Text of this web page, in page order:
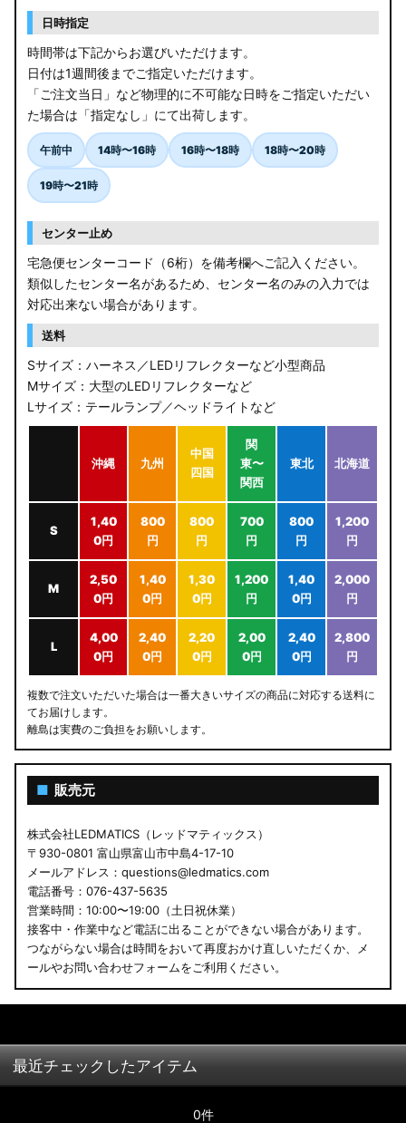
MK94S/MK54S スペーシア / カスタム
ZCEDS/ZDEDS/ZCDDS/ZDDDS スイフト
AZSH36W/AZSH37W クラウンスポーツ
LA400K コペン
汎用LEDバルブ
アウトレット
JB64W/JB74W/JC74W ジムニー/シエラ/ノマド
日時指定
時間帯は下記からお選びいただけます。
日付は1週間後までご指定いただけます。
「ご注文当日」など物理的に不可能な日時をご指定いただい
た場合は「指定なし」にて出荷します。
午前中 14時〜16時 16時〜18時 18時〜20時
19時〜21時
センター止め
宅急便センターコード（6桁）を備考欄へご記入ください。
類似したセンター名があるため、センター名のみの入力では
対応出来ない場合があります。
送料
Sサイズ：ハーネス／LEDリフレクターなど小型商品
Mサイズ：大型のLEDリフレクターなど
Lサイズ：テールランプ／ヘッドライトなど
沖縄 九州
中国
四国
関
東〜
関西
東北 北海道
S
1,40
0円
800
円
800
円
700
円
800
円
1,200
円
M
2,50
0円
1,40
0円
1,30
0円
1,200
円
1,40
0円
2,000
円
L
4,00
0円
2,40
0円
2,20
0円
2,00
0円
2,40
0円
2,800
円
複数で注文いただいた場合は一番大きいサイズの商品に対応する送料に
てお届けします。
離島は実費のご負担をお願いします。
■ 販売元
株式会社LEDMATICS（レッドマティックス）
〒930-0801 富山県富山市中島4-17-10
メールアドレス：questions@ledmatics.com
電話番号：076-437-5635
営業時間：10:00〜19:00（土日祝休業）
接客中・作業中など電話に出ることができない場合があります。
つながらない場合は時間をおいて再度おかけ直しいただくか、メ
ールやお問い合わせフォームをご利用ください。
最近チェックしたアイテム
0件